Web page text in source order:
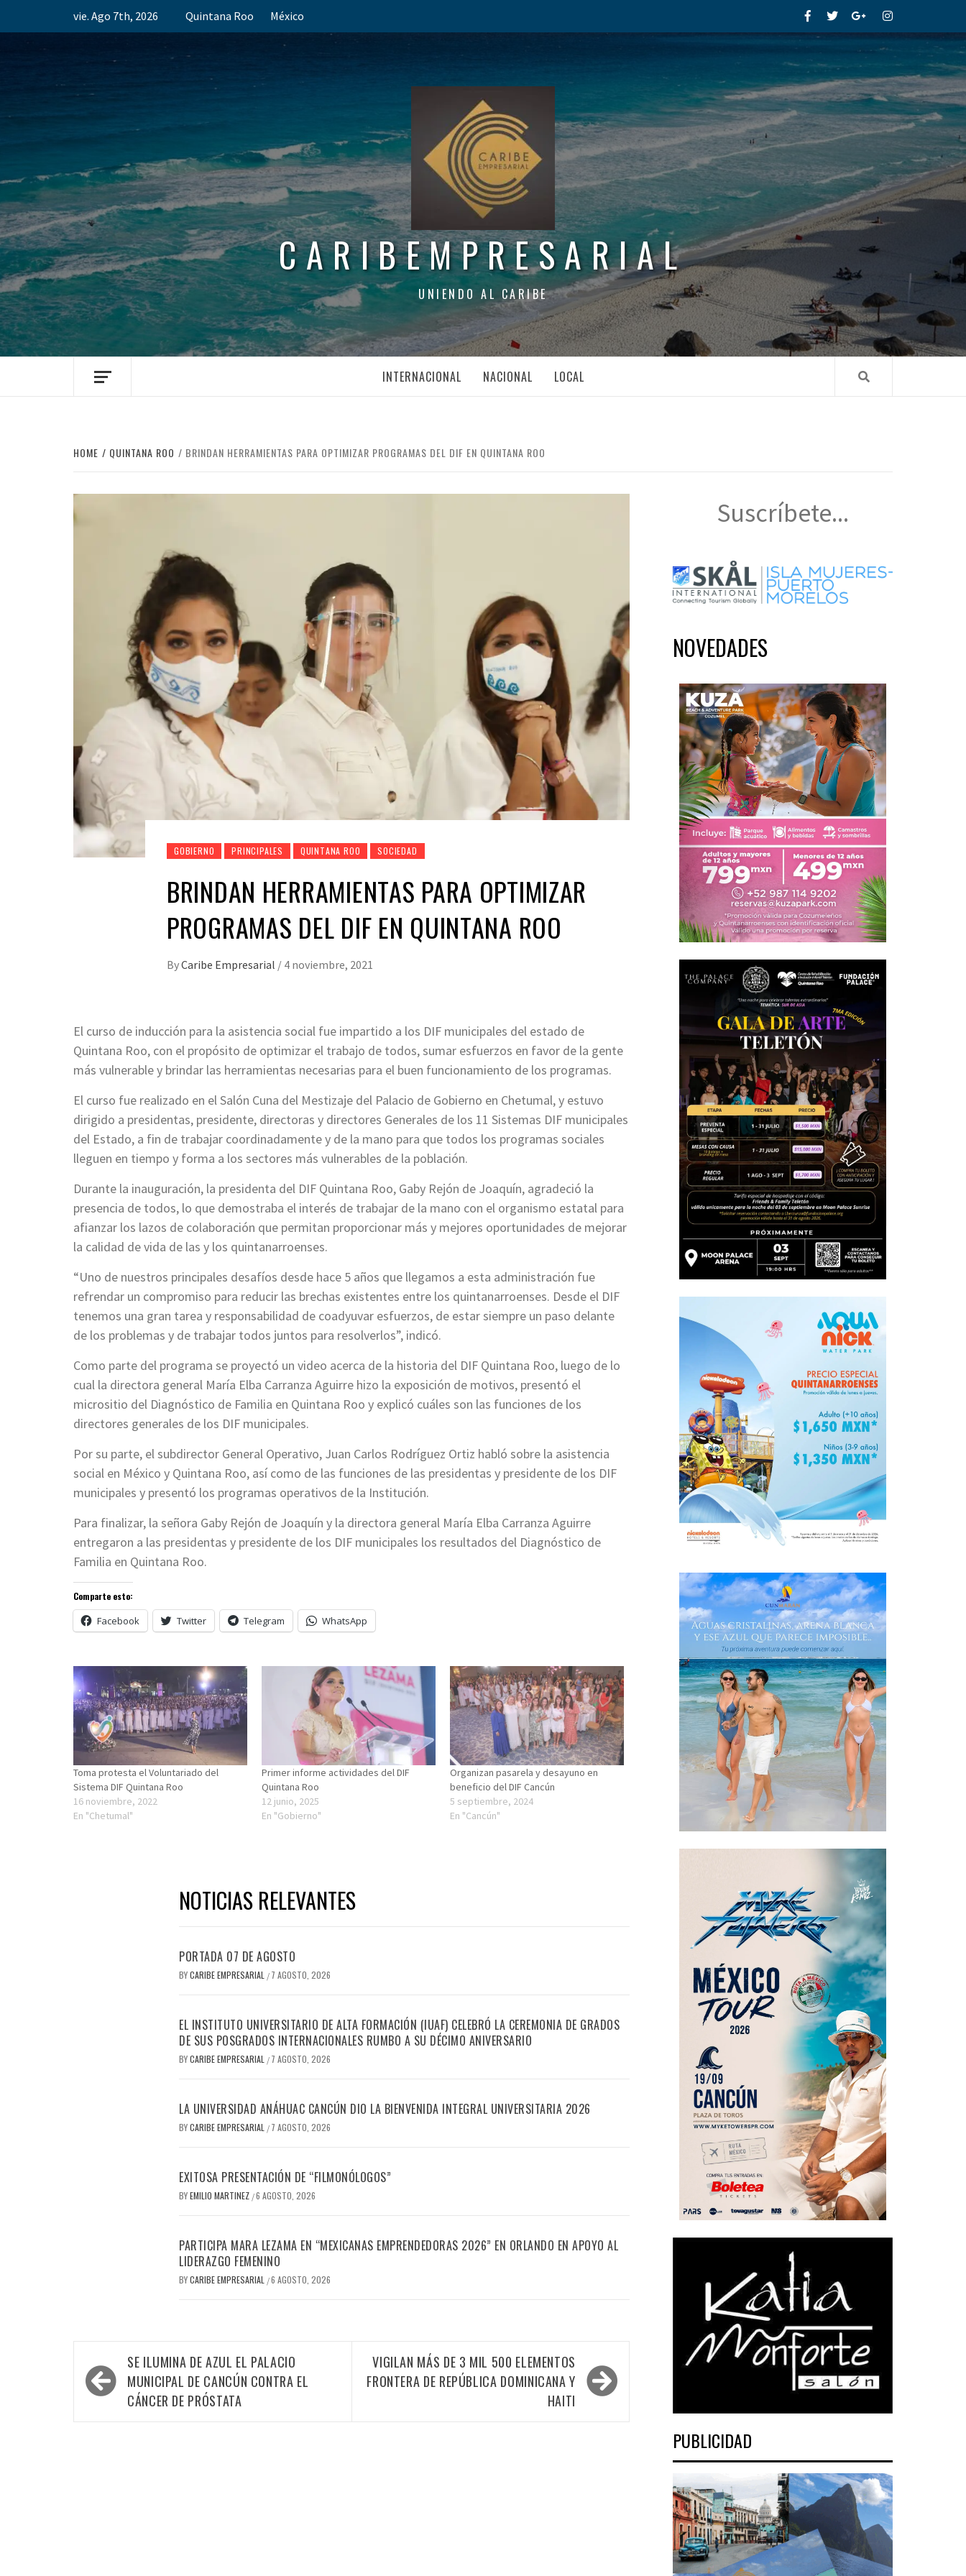
vie. Ago 7th, 2026 Quintana Roo México FacebookTwitterGoogle+Instagram
CARIBEMPRESARIAL
UNIENDO AL CARIBE
INTERNACIONAL NACIONAL LOCAL
HOME QUINTANA ROO BRINDAN HERRAMIENTAS PARA OPTIMIZAR PROGRAMAS DEL DIF EN QUINTANA ROO
GOBIERNO PRINCIPALES QUINTANA ROO SOCIEDAD
BRINDAN HERRAMIENTAS PARA OPTIMIZAR
PROGRAMAS DEL DIF EN QUINTANA ROO
ByCaribe Empresarial / 4 noviembre, 2021
El curso de inducción para la asistencia social fue impartido a los DIF municipales del estado de
Quintana Roo, con el propósito de optimizar el trabajo de todos, sumar esfuerzos en favor de la gente
más vulnerable y brindar las herramientas necesarias para el buen funcionamiento de los programas.
El curso fue realizado en el Salón Cuna del Mestizaje del Palacio de Gobierno en Chetumal, y estuvo
dirigido a presidentas, presidente, directoras y directores Generales de los 11 Sistemas DIF municipales
del Estado, a fin de trabajar coordinadamente y de la mano para que todos los programas sociales
lleguen en tiempo y forma a los sectores más vulnerables de la población.
Durante la inauguración, la presidenta del DIF Quintana Roo, Gaby Rejón de Joaquín, agradeció la
presencia de todos, lo que demostraba el interés de trabajar de la mano con el organismo estatal para
afianzar los lazos de colaboración que permitan proporcionar más y mejores oportunidades de mejorar
la calidad de vida de las y los quintanarroenses.
“Uno de nuestros principales desafíos desde hace 5 años que llegamos a esta administración fue
refrendar un compromiso para reducir las brechas existentes entre los quintanarroenses. Desde el DIF
tenemos una gran tarea y responsabilidad de coadyuvar esfuerzos, de estar siempre un paso delante
de los problemas y de trabajar todos juntos para resolverlos”, indicó.
Como parte del programa se proyectó un video acerca de la historia del DIF Quintana Roo, luego de lo
cual la directora general María Elba Carranza Aguirre hizo la exposición de motivos, presentó el
micrositio del Diagnóstico de Familia en Quintana Roo y explicó cuáles son las funciones de los
directores generales de los DIF municipales.
Por su parte, el subdirector General Operativo, Juan Carlos Rodríguez Ortiz habló sobre la asistencia
social en México y Quintana Roo, así como de las funciones de las presidentas y presidente de los DIF
municipales y presentó los programas operativos de la Institución.
Para finalizar, la señora Gaby Rejón de Joaquín y la directora general María Elba Carranza Aguirre
entregaron a las presidentas y presidente de los DIF municipales los resultados del Diagnóstico de
Familia en Quintana Roo.
Comparte esto:
Facebook Twitter Telegram WhatsApp
Toma protesta el Voluntariado del
Sistema DIF Quintana Roo
16 noviembre, 2022
En "Chetumal"
Primer informe actividades del DIF
Quintana Roo
12 junio, 2025
En "Gobierno"
Organizan pasarela y desayuno en
beneficio del DIF Cancún
5 septiembre, 2024
En "Cancún"
NOTICIAS RELEVANTES
PORTADA 07 DE AGOSTO
BYCARIBE EMPRESARIAL / 7 AGOSTO, 2026
EL INSTITUTO UNIVERSITARIO DE ALTA FORMACIÓN (IUAF) CELEBRÓ LA CEREMONIA DE GRADOS
DE SUS POSGRADOS INTERNACIONALES RUMBO A SU DÉCIMO ANIVERSARIO
BYCARIBE EMPRESARIAL / 7 AGOSTO, 2026
LA UNIVERSIDAD ANÁHUAC CANCÚN DIO LA BIENVENIDA INTEGRAL UNIVERSITARIA 2026
BYCARIBE EMPRESARIAL / 7 AGOSTO, 2026
EXITOSA PRESENTACIÓN DE “FILMONÓLOGOS”
BYEMILIO MARTINEZ /6 AGOSTO, 2026
PARTICIPA MARA LEZAMA EN “MEXICANAS EMPRENDEDORAS 2026” EN ORLANDO EN APOYO AL
LIDERAZGO FEMENINO
BYCARIBE EMPRESARIAL /6 AGOSTO, 2026
Navegación
de
entradas
SE ILUMINA DE AZUL EL PALACIO
MUNICIPAL DE CANCÚN CONTRA EL
CÁNCER DE PRÓSTATA
VIGILAN MÁS DE 3 MIL 500 ELEMENTOS
FRONTERA DE REPÚBLICA DOMINICANA Y
HAITI
Suscríbete...
NOVEDADES
PUBLICIDAD